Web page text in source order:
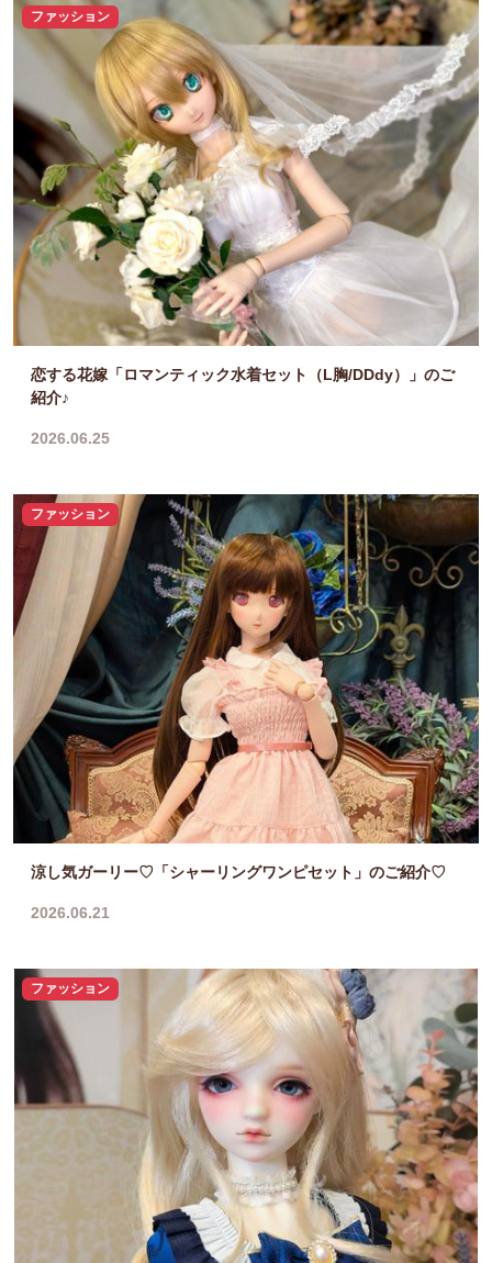
ファッション
恋する花嫁「ロマンティック水着セット（L胸/DDdy）」のご
紹介♪
2026.06.25
ファッション
涼し気ガーリー♡「シャーリングワンピセット」のご紹介♡
2026.06.21
ファッション